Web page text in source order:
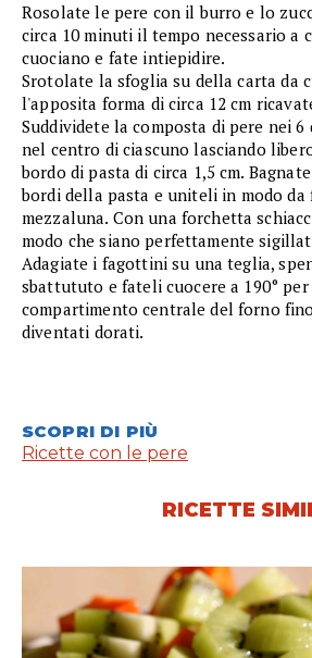
Rosolate le pere con il burro e lo
circa 10 minuti il tempo necessario a
cuociano e fate intiepidire.
Srotolate la sfoglia su della carta da
l'apposita forma di circa 12 cm
Suddividete la composta di pere nei 6
nel centro di ciascuno lasciando
bordo di pasta di circa 1,5 cm.
bordi della pasta e uniteli in modo da
mezzaluna. Con una forchetta
modo che siano perfettamente
Adagiate i fagottini su una teglia,
sbattututo e fateli cuocere a 190°
compartimento centrale del forno
diventati dorati.
SCOPRI DI PIÙ
Ricette con le pere
RICETTE